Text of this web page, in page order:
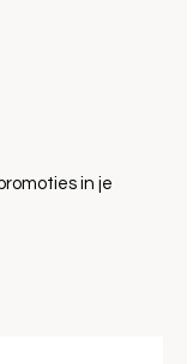
in je